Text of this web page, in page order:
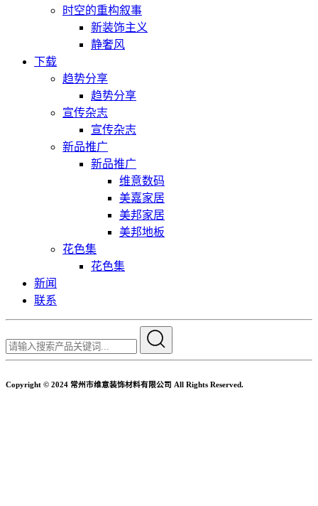
时空的重构叙事
新装饰主义
静奢风
下载
趋势分享
趋势分享
宣传杂志
宣传杂志
新品推广
新品推广
维意数码
美嘉家居
美邦家居
美邦地板
花色集
花色集
新闻
联系
Copyright © 2024 常州市维意装饰材料有限公司 All Rights Reserved.